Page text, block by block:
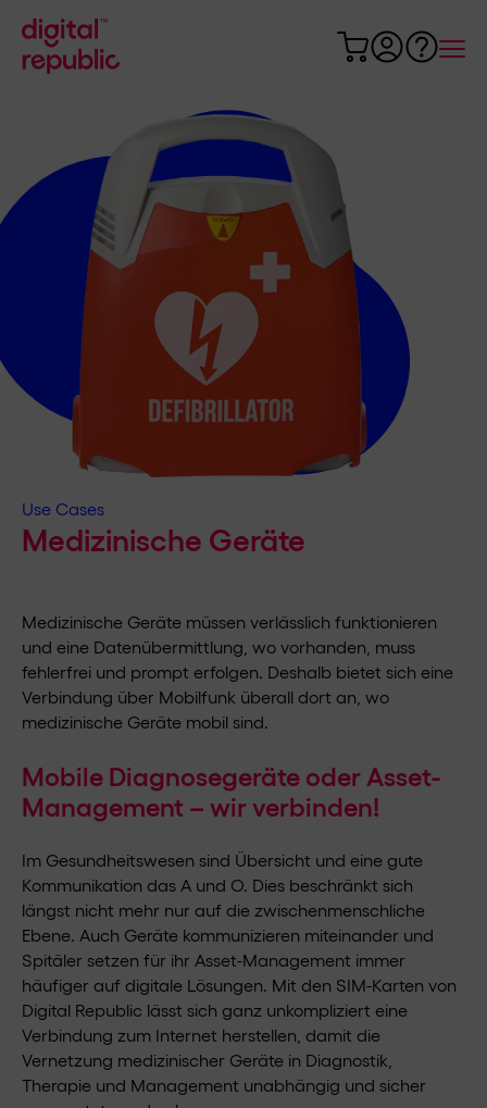
Use Cases
Medizinische Geräte
Medizinische Geräte müssen verlässlich funktionieren
und eine Datenübermittlung, wo vorhanden, muss
fehlerfrei und prompt erfolgen. Deshalb bietet sich eine
Verbindung über Mobilfunk überall dort an, wo
medizinische Geräte mobil sind.
Mobile Diagnosegeräte oder Asset-
Management – wir verbinden!
Im Gesundheitswesen sind Übersicht und eine gute
Kommunikation das A und O. Dies beschränkt sich
längst nicht mehr nur auf die zwischenmenschliche
Ebene. Auch Geräte kommunizieren miteinander und
Spitäler setzen für ihr Asset-Management immer
häufiger auf digitale Lösungen. Mit den SIM-Karten von
Digital Republic lässt sich ganz unkompliziert eine
Verbindung zum Internet herstellen, damit die
Vernetzung medizinischer Geräte in Diagnostik,
Therapie und Management unabhängig und sicher